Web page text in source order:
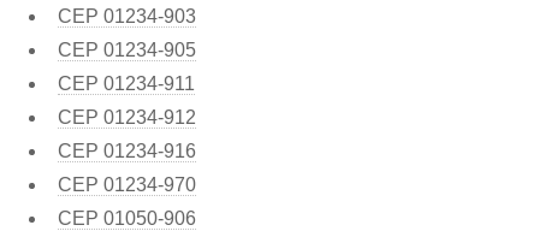
CEP 01234-903
CEP 01234-905
CEP 01234-911
CEP 01234-912
CEP 01234-916
CEP 01234-970
CEP 01050-906